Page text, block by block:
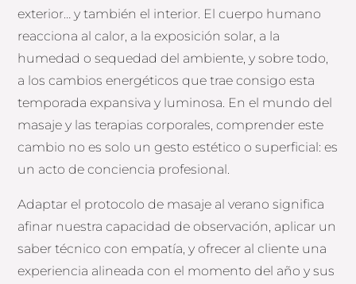
exterior… y también el interior. El cuerpo humano
reacciona al calor, a la exposición solar, a la
humedad o sequedad del ambiente, y sobre todo,
a los cambios energéticos que trae consigo esta
temporada expansiva y luminosa. En el mundo del
masaje y las terapias corporales, comprender este
cambio no es solo un gesto estético o superficial: es
un acto de conciencia profesional.
Adaptar el protocolo de masaje al verano significa
afinar nuestra capacidad de observación, aplicar un
saber técnico con empatía, y ofrecer al cliente una
experiencia alineada con el momento del año y sus